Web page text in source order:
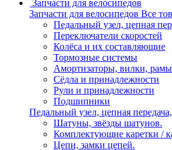
Запчасти для велосипедов
Запчасти для велосипедов Все
Педальный узел, цепная
Переключатели скоростей
Колёса и их составляющие
Тормозные системы
Амортизаторы, вилки,
Сёдла и принадлежности
Рули и принадлежности
Подшипники
Педальный узел, цепная
Шатуны, звёзды шатунов.
Комплектующие каретки /
Цепи, замки цепей.